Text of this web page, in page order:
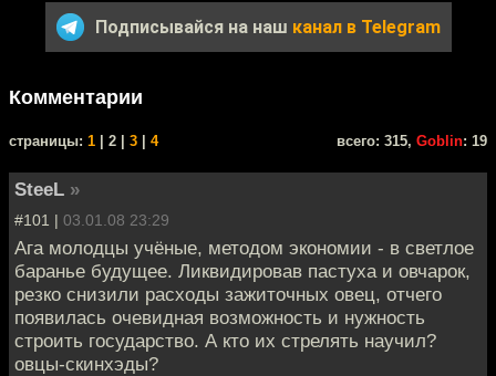
Подписывайся на наш канал в Telegram
Комментарии
cтраницы: 1 | 2 | 3 4 всего: 315, Goblin: 19
SteeL »
#101 | 03.01.08 23:29
Ага молодцы учёные, методом экономии - в светлое
баранье будущее. Ликвидировав пастуха и овчарок,
резко снизили расходы зажиточных овец, отчего
появилась очевидная возможность и нужность
строить государство. А кто их стрелять научил?
овцы-скинхэды?